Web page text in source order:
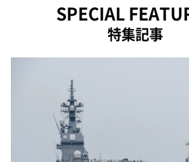
SPECIAL
特集記事